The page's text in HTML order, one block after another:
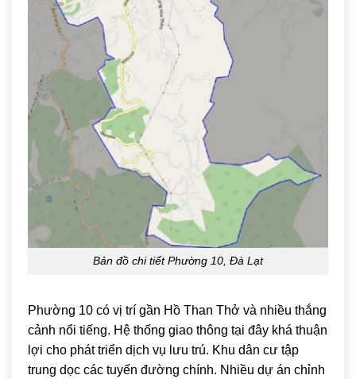
Bản đồ chi tiết Phường 10, Đà Lạt
Phường 10 có vị trí gần Hồ Than Thở và nhiều thắng
cảnh nổi tiếng. Hệ thống giao thông tại đây khá thuận
lợi cho phát triển dịch vụ lưu trú. Khu dân cư tập
trung dọc các tuyến đường chính. Nhiều dự án chỉnh